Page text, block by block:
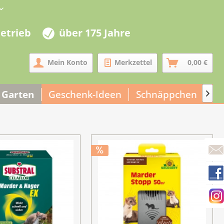
über 175 Jahre
Mein Konto Merkzettel 0,00 €
Geschenk-Ideen Schnäppchen 